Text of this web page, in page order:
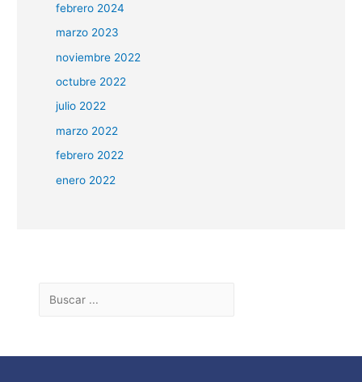
febrero 2024
marzo 2023
noviembre 2022
octubre 2022
julio 2022
marzo 2022
febrero 2022
enero 2022